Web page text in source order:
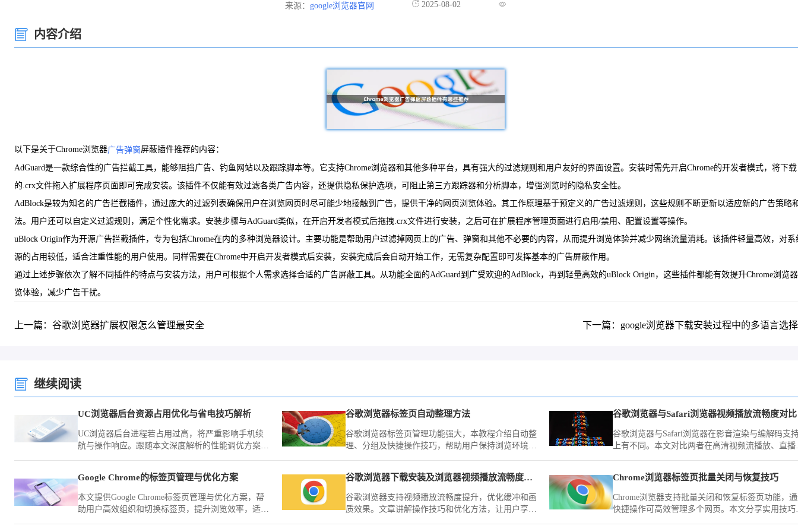
来源： google浏览器官网 2025-08-02
内容介绍
以下是关于Chrome浏览器广告弹窗屏蔽插件推荐的内容：
AdGuard是一款综合性的广告拦截工具，能够阻挡广告、钓鱼网站以及跟踪脚本等。它支持Chrome浏览器和其他多种平台，具有强大的过滤规则和用户友好的界面设置。安装时需先开启Chrome的开发者模式，将下载
的.crx文件拖入扩展程序页面即可完成安装。该插件不仅能有效过滤各类广告内容，还提供隐私保护选项，可阻止第三方跟踪器和分析脚本，增强浏览时的隐私安全性。
AdBlock是较为知名的广告拦截插件，通过庞大的过滤列表确保用户在浏览网页时尽可能少地接触到广告，提供干净的网页浏览体验。其工作原理基于预定义的广告过滤规则，这些规则不断更新以适应新的广告策略
法。用户还可以自定义过滤规则，满足个性化需求。安装步骤与AdGuard类似，在开启开发者模式后拖拽.crx文件进行安装，之后可在扩展程序管理页面进行启用/禁用、配置设置等操作。
uBlock Origin作为开源广告拦截插件，专为包括Chrome在内的多种浏览器设计。主要功能是帮助用户过滤掉网页上的广告、弹窗和其他不必要的内容，从而提升浏览体验并减少网络流量消耗。该插件轻量高效，对系
源的占用较低，适合注重性能的用户使用。同样需要在Chrome中开启开发者模式后安装，安装完成后会自动开始工作，无需复杂配置即可发挥基本的广告屏蔽作用。
通过上述步骤依次了解不同插件的特点与安装方法，用户可根据个人需求选择合适的广告屏蔽工具。从功能全面的AdGuard到广受欢迎的AdBlock，再到轻量高效的uBlock Origin，这些插件都能有效提升Chrome浏览
览体验，减少广告干扰。
上一篇：谷歌浏览器扩展权限怎么管理最安全 下一篇：google浏览器下载安装过程中的多语言选
继续阅读
UC浏览器后台资源占用优化与省电技巧解析
UC浏览器后台进程若占用过高，将严重影响手机续
航与操作响应。跟随本文深度解析的性能调优方案，
谷歌浏览器标签页自动整理方法
谷歌浏览器标签页管理功能强大，本教程介绍自动整
理、分组及快捷操作技巧，帮助用户保持浏览环境有
谷歌浏览器与Safari浏览器视频播放流畅度对比
谷歌浏览器与Safari浏览器在影音渲染与编解码支
上有不同。本文对比两者在高清视频流播放、直播
Google Chrome的标签页管理与优化方案
本文提供Google Chrome标签页管理与优化方案，帮
助用户高效组织和切换标签页，提升浏览效率，适用
谷歌浏览器下载安装及浏览器视频播放流畅度提升方法
谷歌浏览器支持视频播放流畅度提升，优化缓冲和画
质效果。文章讲解操作技巧和优化方法，让用户享受
Chrome浏览器标签页批量关闭与恢复技巧
Chrome浏览器支持批量关闭和恢复标签页功能，
快捷操作可高效管理多个网页。本文分享实用技巧